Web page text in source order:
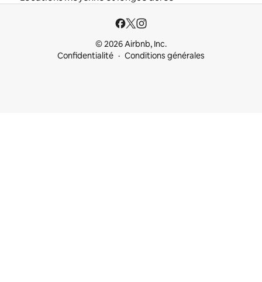
© 2026 Airbnb, Inc.
Confidentialité
Conditions générales